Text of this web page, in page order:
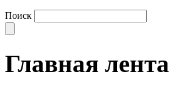
Поиск
Главная лента